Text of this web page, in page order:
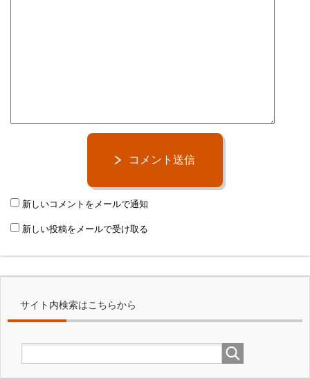
コメント送信
新しいコメントをメールで通知
新しい投稿をメールで受け取る
サイト内検索はこちらから